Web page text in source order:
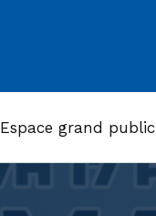
Espace grand public